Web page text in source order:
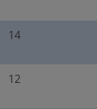
14
12